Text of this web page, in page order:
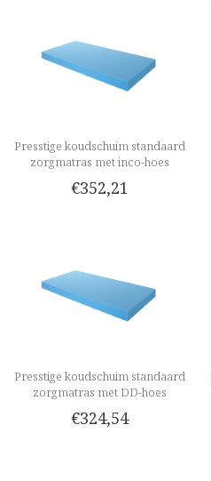
Presstige koudschuim standaard
zorgmatras met inco-hoes
€352,21
Presstige koudschuim standaard
zorgmatras met DD-hoes
€324,54